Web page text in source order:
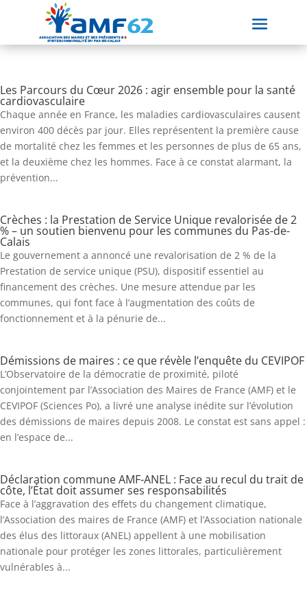
Les Parcours du Cœur 2026 : agir ensemble pour la santé
cardiovasculaire
Chaque année en France, les maladies cardiovasculaires causent
environ 400 décès par jour. Elles représentent la première cause
de mortalité chez les femmes et les personnes de plus de 65 ans,
et la deuxième chez les hommes. Face à ce constat alarmant, la
prévention...
Crèches : la Prestation de Service Unique revalorisée de 2
% – un soutien bienvenu pour les communes du Pas-de-
Calais
Le gouvernement a annoncé une revalorisation de 2 % de la
Prestation de service unique (PSU), dispositif essentiel au
financement des crèches. Une mesure attendue par les
communes, qui font face à l’augmentation des coûts de
fonctionnement et à la pénurie de...
Démissions de maires : ce que révèle l’enquête du CEVIPOF
L’Observatoire de la démocratie de proximité, piloté
conjointement par l’Association des Maires de France (AMF) et le
CEVIPOF (Sciences Po), a livré une analyse inédite sur l’évolution
des démissions de maires depuis 2008. Le constat est sans appel :
en l’espace de...
Déclaration commune AMF-ANEL : Face au recul du trait de
côte, l’État doit assumer ses responsabilités
Face à l’aggravation des effets du changement climatique,
l’Association des maires de France (AMF) et l’Association nationale
des élus des littoraux (ANEL) appellent à une mobilisation
nationale pour protéger les zones littorales, particulièrement
vulnérables à...